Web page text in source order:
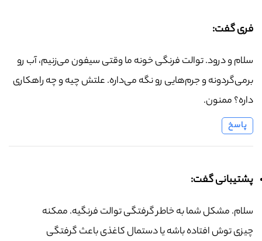
فری گفت:
سلام و درود. توالت فرنگی خونه ما وقتی سیفون می‌زنیم، آب رو
برمی‌گردونه و جرم‌هایی رو نگه می‌داره. علتش چیه و چه راهکاری
داره؟ ممنون.
پاسخ
پشتیبانی گفت:
سلام. مشکل شما به خاطر گرفتگی توالت فرنگیه. ممکنه
چیزی توش افتاده باشه یا دستمال کاغذی باعث گرفتگی